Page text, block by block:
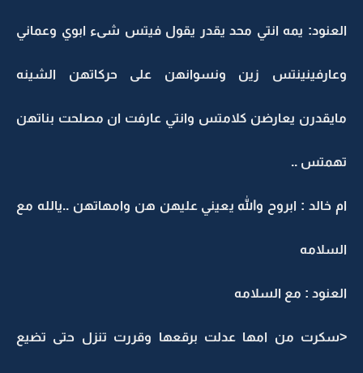
العنود: يمه انتي محد يقدر يقول فيتس شىء ابوي وعماني
وعارفينينتس زين ونسوانهن على حركاتهن الشينه
مايقدرن يعارضن كلامتس وانتي عارفت ان مصلحت بناتهن
تهمتس ..
ام خالد : ابروح والله يعيني عليهن هن وامهاتهن ..يالله مع
السلامه
العنود : مع السلامه
<سكرت من امها عدلت برقعها وقررت تنزل حتى تضيع